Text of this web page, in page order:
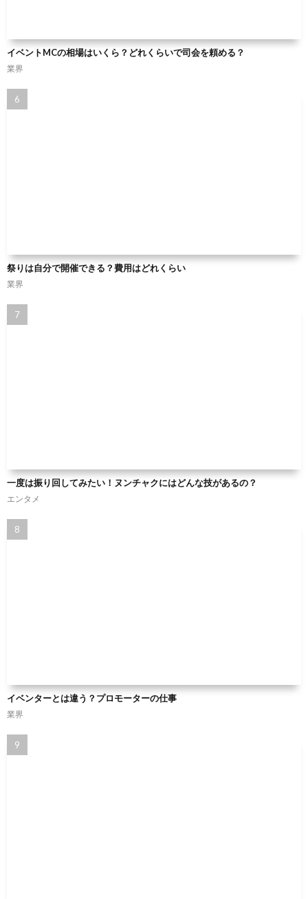
イベントMCの相場はいくら？どれくらいで司会を頼める？
業界
祭りは自分で開催できる？費用はどれくらい
業界
一度は振り回してみたい！ヌンチャクにはどんな技があるの？
エンタメ
イベンターとは違う？プロモーターの仕事
業界